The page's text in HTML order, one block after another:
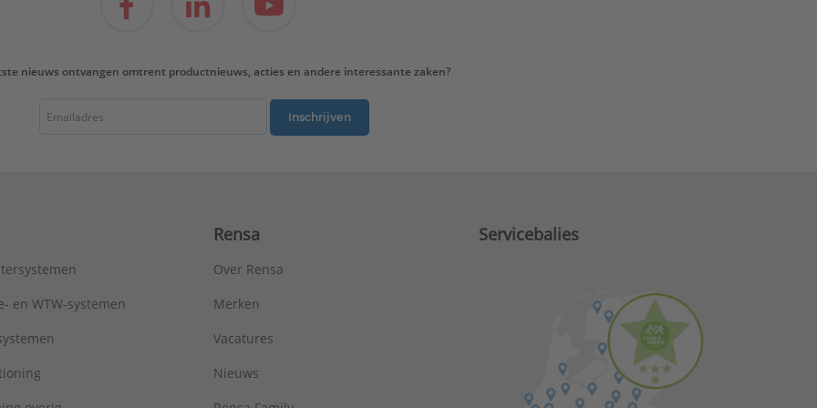
Nee
Type voeding:
Batterij
Verwarmen:
Ja
nieuws ontvangen omtrent productnieuws, acties en andere interessante zaken?
Inschrijven
en WTW-systemen
Rensa
Over Rensa
Merken
Vacatures
Nieuws
Servicebalies